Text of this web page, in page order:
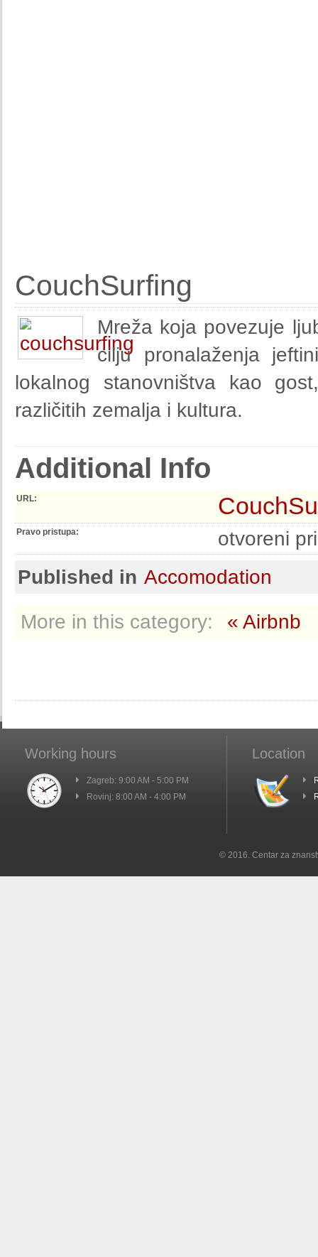
CouchSurfing
Mreža koja povezuje
cilju pronalaženja
lokalnog stanovništva kao
različitih zemalja i kultura.
Additional Info
URL:
Pravo pristupa:
otvoreni
Published in Accomodation
More in this category: « Airbnb
Working hours
Zagreb: 9:00 AM - 5:00 PM
Rovinj: 8:00 AM - 4:00 PM
Location
© 2016. Centar za